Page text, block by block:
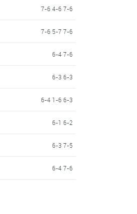
7-6 4-6 7-6
7-6 5-7 7-6
6-4 7-6
6-3 6-3
6-4 1-6 6-3
6-1 6-2
6-3 7-5
6-4 7-6